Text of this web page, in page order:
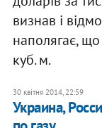
визнав і
наполягає,
куб. м.
30 квітня 2014, 22:59
Украина,